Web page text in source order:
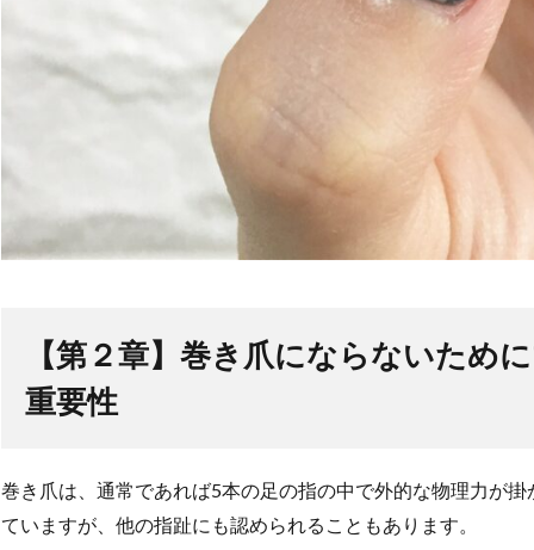
【第２章】巻き爪にならないため
重要性
巻き爪は、通常であれば5本の足の指の中で外的な物理力が
ていますが、他の指趾にも認められることもあります。